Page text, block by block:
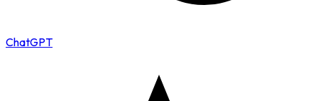
ChatGPT